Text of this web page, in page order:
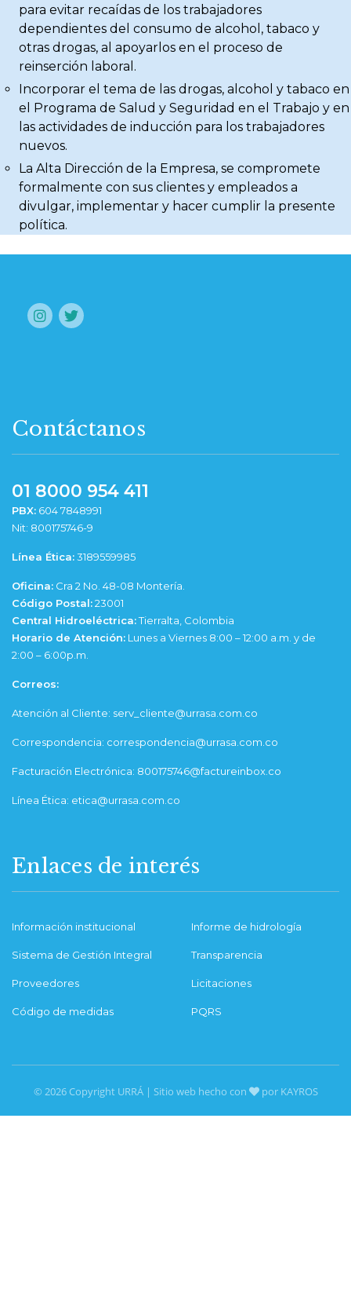
para evitar recaídas de los trabajadores
dependientes del consumo de alcohol, tabaco y
otras drogas, al apoyarlos en el proceso de
reinserción laboral.
Incorporar el tema de las drogas, alcohol y tabaco en
el Programa de Salud y Seguridad en el Trabajo y en
las actividades de inducción para los trabajadores
nuevos.
La Alta Dirección de la Empresa, se compromete
formalmente con sus clientes y empleados a
divulgar, implementar y hacer cumplir la presente
política.
Contáctanos
01 8000 954 411
PBX: 604 7848991
Nit: 800175746-9
Línea Ética:3189559985
Oficina: Cra 2 No. 48-08 Montería.
Código Postal:23001
Central Hidroeléctrica:Tierralta, Colombia
Horario de Atención: Lunes a Viernes 8:00 – 12:00 a.m. y de
2:00 – 6:00p.m.
Correos:
Atención al Cliente: serv_cliente@urrasa.com.co
Correspondencia: correspondencia@urrasa.com.co
Facturación Electrónica: 800175746@factureinbox.co
Línea Ética: etica@urrasa.com.co
Enlaces de interés
Información institucional Informe de hidrología
Sistema de Gestión Integral Transparencia
Proveedores Licitaciones
Código de medidas PQRS
© 2026 Copyright URRÁ | Sitio web hecho con por KAYROS